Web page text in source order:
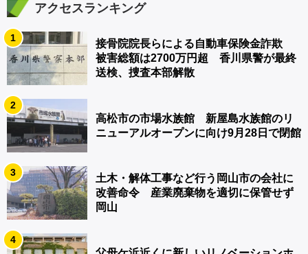
アクセスランキング
1
接骨院院長らによる自動車保険金詐欺
被害総額は2700万円超 香川県警が最終
送検、捜査本部解散
2
高松市の市場水族館 新屋島水族館のリ
ニューアルオープンに向け9月28日で閉館
3
土木・解体工事など行う岡山市の会社に
改善命令 産業廃棄物を適切に保管せず
岡山
4